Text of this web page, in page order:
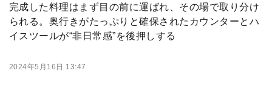
完成した料理はまず目の前に運ばれ、その場で取り分け
られる。奥行きがたっぷりと確保されたカウンターとハ
イスツールが“非日常感”を後押しする
2024年5月16日 13:47